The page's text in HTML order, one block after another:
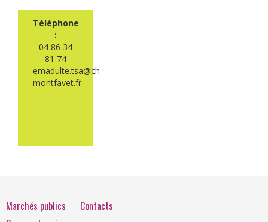
Téléphone
:
04 86 34
81 74
emadulte.tsa@ch-
montfavet.fr
Marchés publics
Contacts